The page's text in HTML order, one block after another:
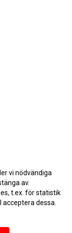
vi nödvändiga
av.
t.ex. för statistik
dessa.